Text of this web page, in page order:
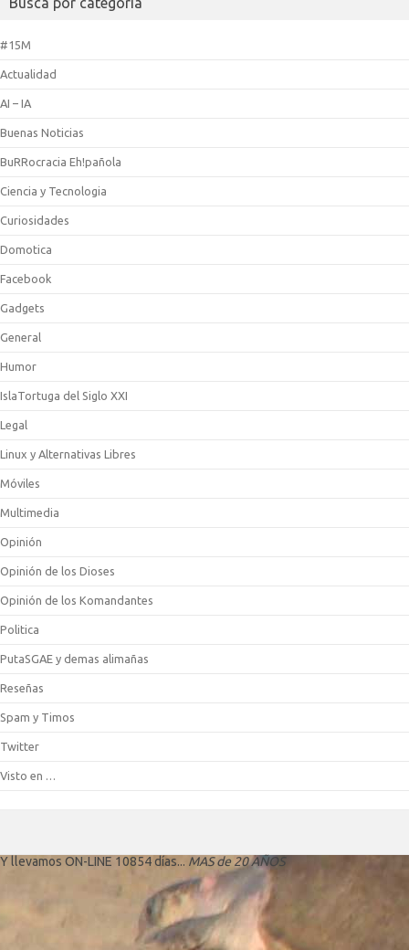
#15M
Actualidad
AI – IA
Buenas Noticias
BuRRocracia Eh!pañola
Ciencia y Tecnologia
Curiosidades
Domotica
Facebook
Gadgets
General
Humor
IslaTortuga del Siglo XXI
Legal
Linux y Alternativas Libres
Móviles
Multimedia
Opinión
Opinión de los Dioses
Opinión de los Komandantes
Politica
PutaSGAE y demas alimañas
Reseñas
Spam y Timos
Twitter
Visto en …
Y llevamos ON-LINE 10854 días... MAS de 20 AÑOS